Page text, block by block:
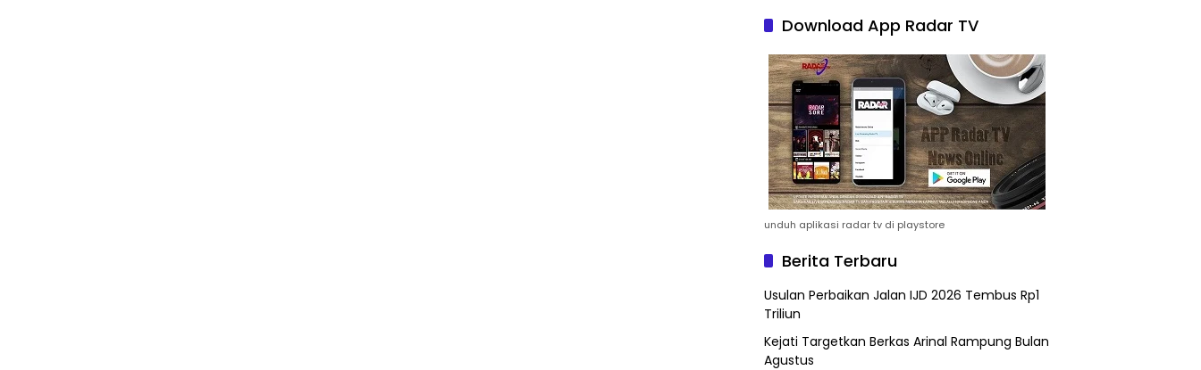
Download App Radar TV
unduh aplikasi radar tv di playstore
Berita Terbaru
Usulan Perbaikan Jalan IJD 2026 Tembus Rp1
Triliun
Kejati Targetkan Berkas Arinal Rampung Bulan
Agustus